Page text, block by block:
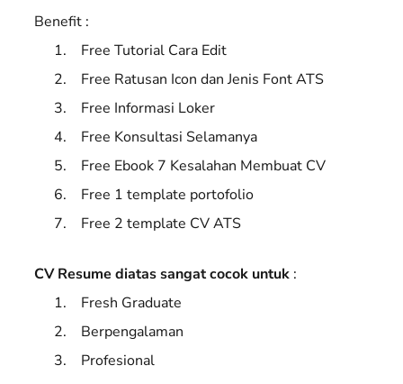
Benefit :
Free Tutorial Cara Edit
Free Ratusan Icon dan Jenis Font ATS
Free Informasi Loker
Free Konsultasi Selamanya
Free Ebook 7 Kesalahan Membuat CV
Free 1 template portofolio
Free 2 template CV ATS
CV Resume diatas sangat cocok untuk :
Fresh Graduate
Berpengalaman
Profesional